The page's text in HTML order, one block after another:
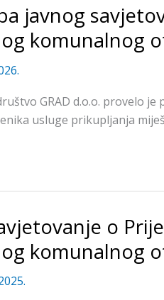
javnog
komunalnog
GRAD d.o.o. provelo
usluge prikupljanja
o
komunalnog